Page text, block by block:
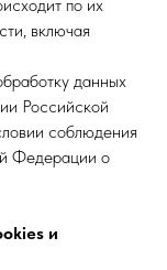
по их
включая
данных
Российской
соблюдения
Федерации о
и